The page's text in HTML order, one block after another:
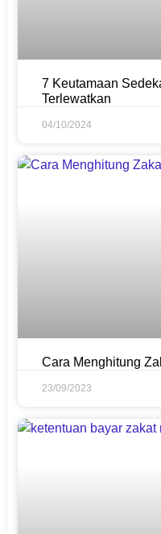
7 Keutamaan
Terlewatkan
04/10/2024
Cara Menghitung
23/09/2023